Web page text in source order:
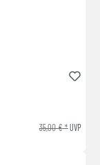
35,00 € *UVP